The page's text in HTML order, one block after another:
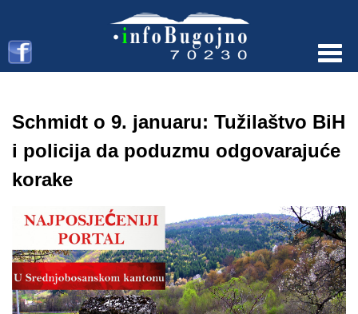
Schmidt o 9. januaru: Tužilaštvo BiH
i policija da poduzmu odgovarajuće
korake